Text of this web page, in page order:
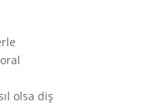
olsa diş